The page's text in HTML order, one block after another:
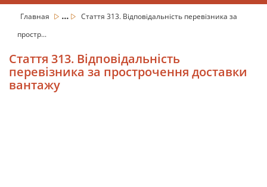
Главная ...
Стаття 313. Відповідальність перевізника за
простр...
Стаття 313. Відповідальність
перевізника за прострочення доставки
вантажу